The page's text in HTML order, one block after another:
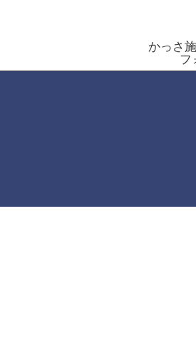
かっさ
フ